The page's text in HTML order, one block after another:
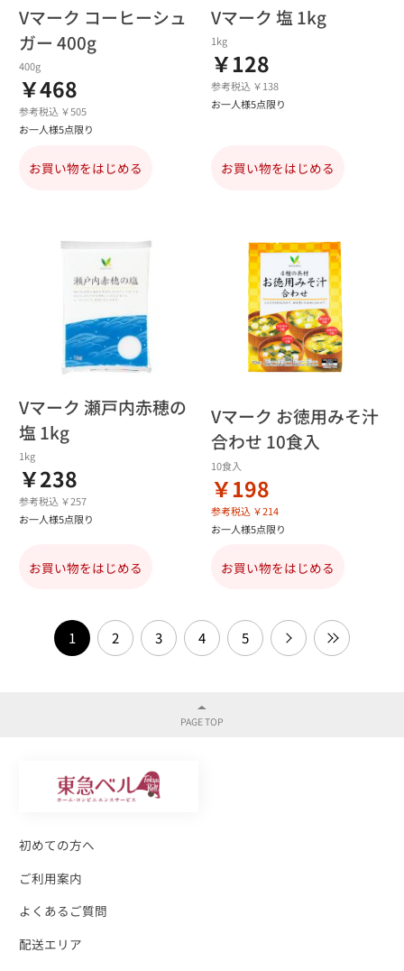
Vマーク コーヒーシュ
ガー 400g
400g
￥468
参考税込 ￥505
お一人様5点限り
お買い物をはじめる
Vマーク 塩 1kg
1kg
￥128
参考税込 ￥138
お一人様5点限り
お買い物をはじめる
Vマーク 瀬戸内赤穂の
塩 1kg
1kg
￥238
参考税込 ￥257
お一人様5点限り
お買い物をはじめる
Vマーク お徳用みそ汁
合わせ 10食入
10食入
￥198
参考税込 ￥214
お一人様5点限り
お買い物をはじめる
1 2 3 4 5
初めての方へ
ご利用案内
よくあるご質問
配送エリア